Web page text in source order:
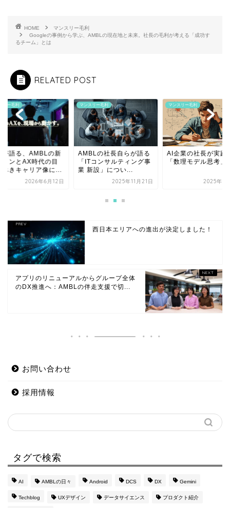
HOME
マンスリー毛利
Googleの事例から学ぶ、AMBLの現在地と未来。社長の毛利が考える「成功す
るチーム」とは
RELATED POST
リー毛利
が語る、AMBLの新
ョンとAX時代の目
べきキャリア像に...
2026年6月12日
マンスリー毛利
AMBLの社長自らが語る
「ITコンサルティング事
業 新設」につい...
2025年11月21日
マンスリー毛利
AI企業の社長が実践
「数理モデル思考」
2025年9
西日本エリアへの進出が決定しました！
アプリのリニューアルからグループ全体
のDX推進へ：AMBLの伴走支援で切...
お問い合わせ
採用情報
タグで検索
AI AMBLの日々 Android DCS DX Gemini
Techblog UXデザイン データサイエンス プロダクト紹介